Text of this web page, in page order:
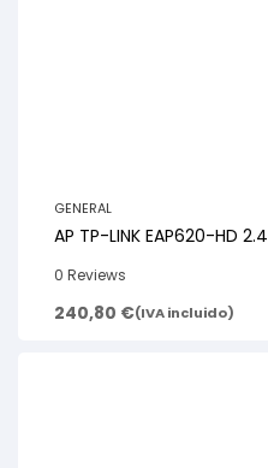
GENERAL
AP TP-LINK EAP620-HD
0 Reviews
240,80 €(IVA incluido)